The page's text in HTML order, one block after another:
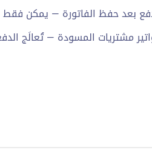
بعد حفظ الفاتورة — يمكن
مشتريات المسودة — تُعالَج